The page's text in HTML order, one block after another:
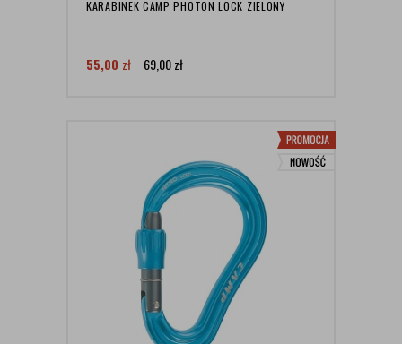
KARABINEK CAMP PHOTON LOCK ZIELONY
55,00 zł 69,00zł